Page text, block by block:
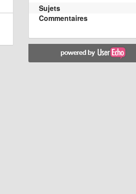
Sujets
Commentaires